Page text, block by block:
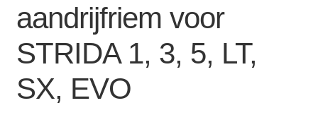
aandrijfriem voor
STRIDA 1, 3, 5, LT,
SX, EVO